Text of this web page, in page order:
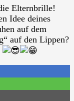
Elternbrille!
Idee deines
auf dem
auf den Lippen?